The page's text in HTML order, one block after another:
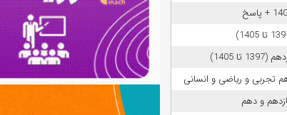
تجربی و ریاضی و انسانی
و دهم